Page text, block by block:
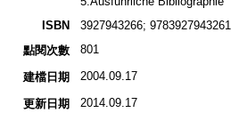
ISBN
3927943266; 9783927943261
點閱次數
801
建檔日期 2004.09.17
更新日期 2014.09.17